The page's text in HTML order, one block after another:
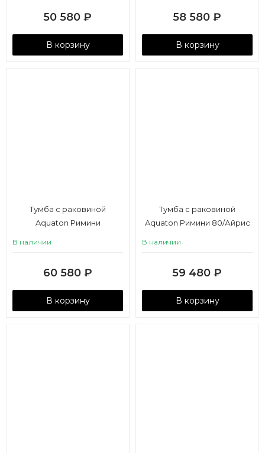
50 580 ₽
В корзину
58 580 ₽
В корзину
Тумба с раковиной
Aquaton Римини
В наличии
60 580 ₽
В корзину
Тумба с раковиной
Aquaton Римини 80/Айрис
В наличии
59 480 ₽
В корзину